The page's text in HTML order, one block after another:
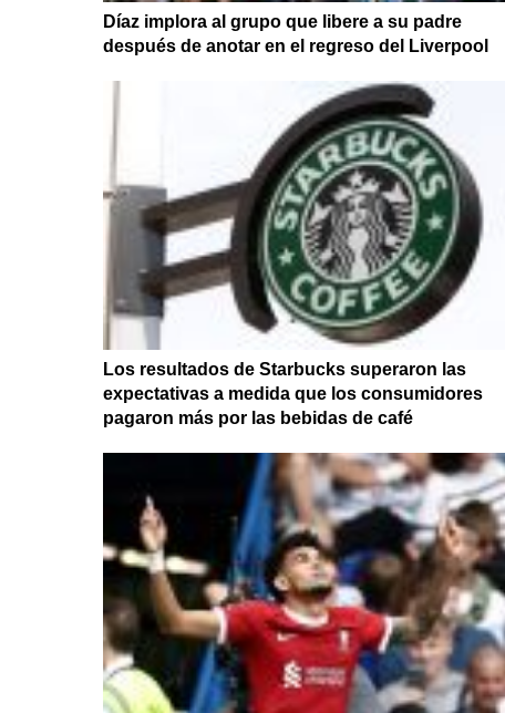
Díaz implora al grupo que libere a su padre
después de anotar en el regreso del Liverpool
Los resultados de Starbucks superaron las
expectativas a medida que los consumidores
pagaron más por las bebidas de café